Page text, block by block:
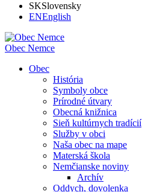
SKSlovensky
ENEnglish
Obec Nemce
Obec
História
Symboly obce
Prírodné útvary
Obecná knižnica
Sieň kultúrnych tradícií
Služby v obci
Naša obec na mape
Materská škola
Nemčianske noviny
Archív
Oddych, dovolenka